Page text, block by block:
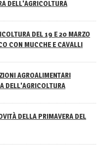
DELL'AGRICOLTURA
DEL 19 E 20 MARZO
CON MUCCHE E CAVALLI
AGROALIMENTARI
DELL'AGRICOLTURA
DELLA PRIMAVERA DEL